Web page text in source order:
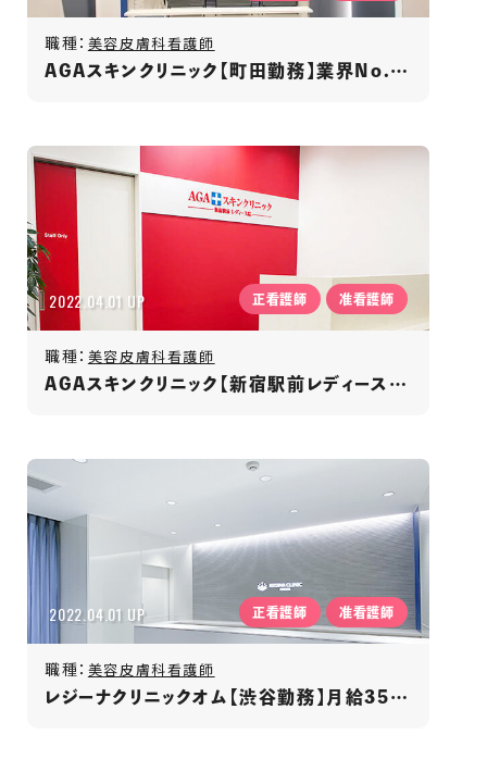
職種： 美容皮膚科看護師
AGAスキンクリニック【町田勤務】業界No.1／発毛専門クリニック／年間休日125日
2022.04.01 UP 正看護師 准看護師
職種： 美容皮膚科看護師
AGAスキンクリニック【新宿駅前レディース院勤務】業界No.1／発毛専門クリニック／年間休日125日
2022.04.01 UP 正看護師 准看護師
職種： 美容皮膚科看護師
レジーナクリニックオム【渋谷勤務】月給35万円～/年間休日120日以上/賞与年2回/男性専門クリニック